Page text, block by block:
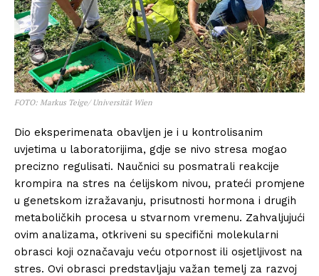
FOTO: Markus Teige/ Universität Wien
Dio eksperimenata obavljen je i u kontrolisanim
uvjetima u laboratorijima, gdje se nivo stresa mogao
precizno regulisati. Naučnici su posmatrali reakcije
krompira na stres na ćelijskom nivou, prateći promjene
u genetskom izražavanju, prisutnosti hormona i drugih
metaboličkih procesa u stvarnom vremenu. Zahvaljujući
ovim analizama, otkriveni su specifični molekularni
obrasci koji označavaju veću otpornost ili osjetljivost na
stres. Ovi obrasci predstavljaju važan temelj za razvoj